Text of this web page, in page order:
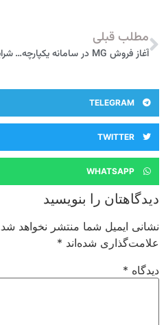
مطلب قبلی
آغاز فروش MG در سامانه يكپارچه فروش خودروهاي وارداتي
TELEGRAM
TWITTER
WHATSAPP
دیدگاهتان را بنویسید
نشانی ایمیل شما منتشر نخواهد شد.
علامت‌گذاری شده‌اند*
دیدگاه*